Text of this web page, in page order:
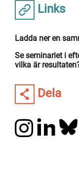
Links
Ladda ner en
Se seminariet i
vilka är
Dela